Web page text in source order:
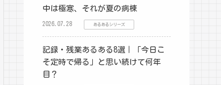
中は極寒、それが夏の病棟
2026.07.28 あるあるシリーズ
記録・残業あるある8選｜「今日こ
そ定時で帰る」と思い続けて何年
目？